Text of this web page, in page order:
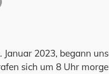
2023, begann
sich um 8 Uhr